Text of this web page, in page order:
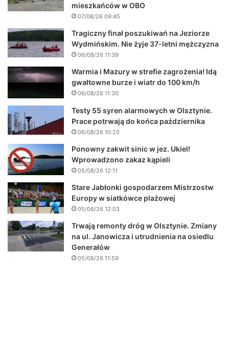
mieszkańców w OBO
07/08/26 09:45
Tragiczny finał poszukiwań na Jeziorze
Wydmińskim. Nie żyje 37-letni mężczyzna
06/08/26 11:39
Warmia i Mazury w strefie zagrożenia! Idą
gwałtowne burze i wiatr do 100 km/h
06/08/26 11:30
Testy 55 syren alarmowych w Olsztynie.
Prace potrwają do końca października
06/08/26 10:20
Ponowny zakwit sinic w jez. Ukiel!
Wprowadzono zakaz kąpieli
05/08/26 12:11
Stare Jabłonki gospodarzem Mistrzostw
Europy w siatkówce plażowej
05/08/26 12:03
Trwają remonty dróg w Olsztynie. Zmiany
na ul. Janowicza i utrudnienia na osiedlu
Generałów
05/08/26 11:59